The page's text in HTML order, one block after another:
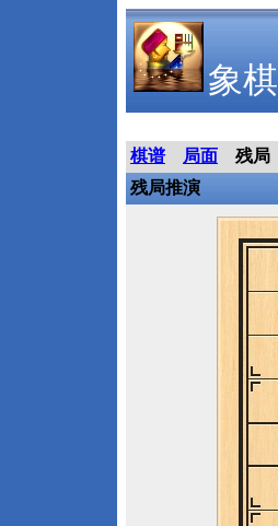
象
棋谱 局面
残局
残局推演